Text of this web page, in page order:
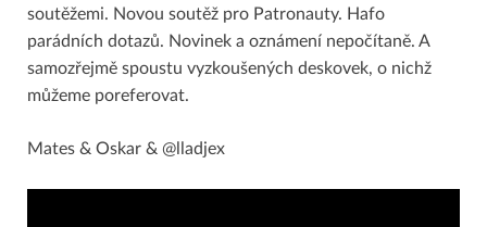
soutěžemi. Novou soutěž pro Patronauty. Hafo
parádních dotazů. Novinek a oznámení nepočítaně. A
samozřejmě spoustu vyzkoušených deskovek, o nichž
můžeme poreferovat.
Mates & Oskar & @lladjex